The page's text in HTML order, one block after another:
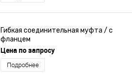
Гибкая соединительная муфта / с
фланцем
Цена по запросу
Подробнее